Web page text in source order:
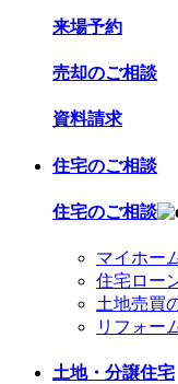
来場予約
売却のご相談
資料請求
住宅のご相談
住宅のご相談
マイホー
住宅ロー
土地売買
リフォー
土地・分譲住宅